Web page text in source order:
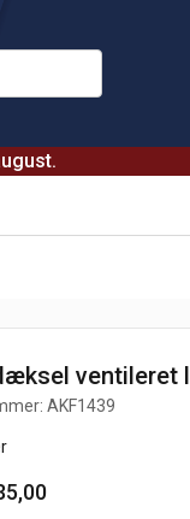
ventileret
AKF1439